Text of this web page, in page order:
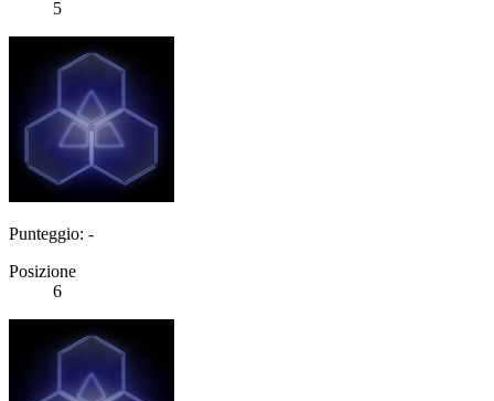
5
Punteggio: -
Posizione
6